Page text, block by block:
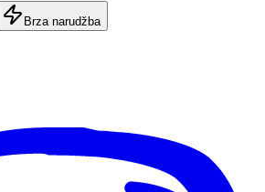
Brza narudžba